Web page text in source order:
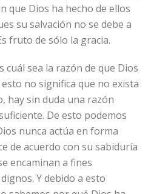
que Dios ha hecho de ellos
su salvación no se debe a
fruto de sólo la gracia.
sea la razón de que Dios
no significa que no exista
hay sin duda una razón
De esto podemos
nunca actúa en forma
de acuerdo con su sabiduría
encaminan a fines
Y debido a esto